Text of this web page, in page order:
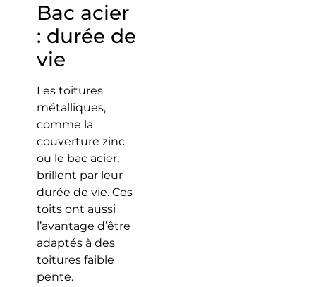
Bac acier
: durée de
vie
Les toitures
métalliques,
comme la
couverture zinc
ou le bac acier,
brillent par leur
durée de vie. Ces
toits ont aussi
l’avantage d’être
adaptés à des
toitures faible
pente.